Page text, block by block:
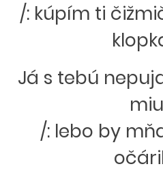
/: kúpím ti
Já s tebú
/: lebo by